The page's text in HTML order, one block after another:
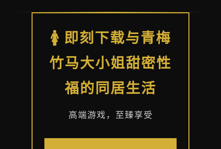
🚺 即刻下载与青梅
竹马大小姐甜密性
福的同居生活
高端游戏，至臻享受